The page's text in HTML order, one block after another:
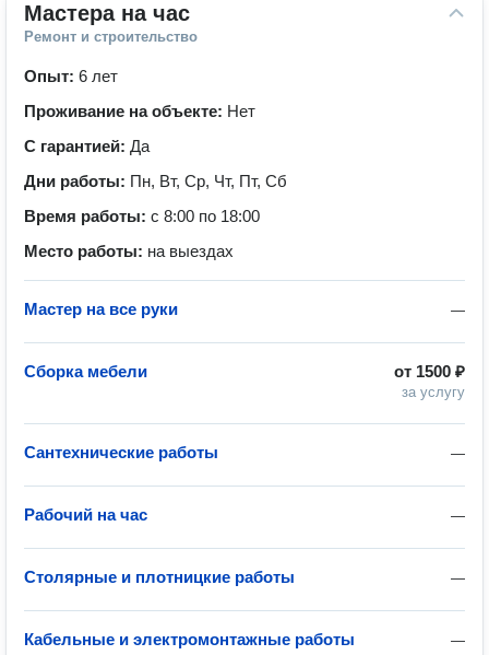
Мастера на час
Ремонт и строительство
Опыт: 6 лет
Проживание на объекте: Нет
С гарантией: Да
Дни работы: Пн, Вт, Ср, Чт, Пт, Сб
Время работы: с 8:00 по 18:00
Место работы: на выездах
—
Мастер на все руки
от 1500 ₽
за услугу
Сборка мебели
—
Сантехнические работы
—
Рабочий на час
—
Столярные и плотницкие работы
—
Кабельные и электромонтажные работы